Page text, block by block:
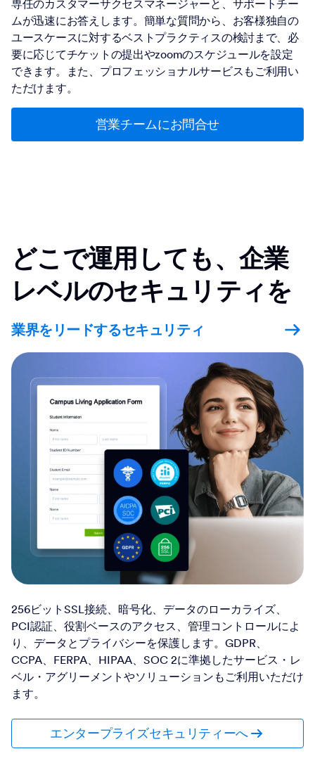
専任のカスタマーサクセスマネージャーと、サポートチー
ムが迅速にお答えします。簡単な質問から、お客様独自の
ユースケースに対するベストプラクティスの検討まで、必
要に応じてチケットの提出やzoomのスケジュールを設定
できます。また、プロフェッショナルサービスもご利用い
ただけます。
営業チームにお問合せ
どこで運用しても、企業
レベルのセキュリティを
業界をリードするセキュリティ
256ビットSSL接続、暗号化、データのローカライズ、
PCI認証、役割ベースのアクセス、管理コントロールによ
り、データとプライバシーを保護します。GDPR、
CCPA、FERPA、HIPAA、SOC 2に準拠したサービス・レ
ベル・アグリーメントやソリューションもご利用いただけ
ます。
エンタープライズセキュリティーへ